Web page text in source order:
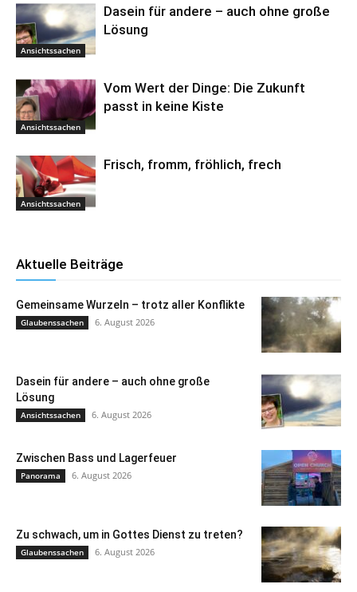
Ansichtssachen
Dasein für andere – auch ohne große
Lösung
Ansichtssachen
Vom Wert der Dinge: Die Zukunft
passt in keine Kiste
Ansichtssachen
Frisch, fromm, fröhlich, frech
Aktuelle Beiträge
Gemeinsame Wurzeln – trotz aller Konflikte
Glaubenssachen 6. August 2026
Dasein für andere – auch ohne große
Lösung
Ansichtssachen 6. August 2026
Zwischen Bass und Lagerfeuer
Panorama 6. August 2026
Zu schwach, um in Gottes Dienst zu treten?
Glaubenssachen 6. August 2026